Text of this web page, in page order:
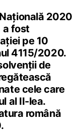
2020
a fost
pe 10
4115/2020.
de
cele care
al II-lea.
română